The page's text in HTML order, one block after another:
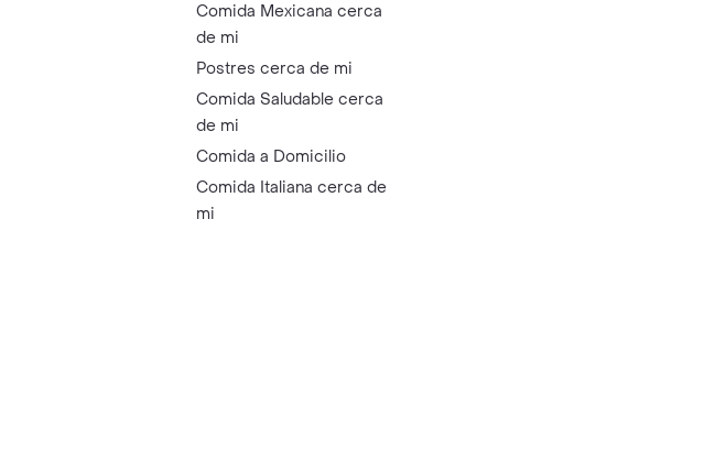
Comida Mexicana cerca
de mi
Postres cerca de mi
Comida Saludable cerca
de mi
Comida a Domicilio
Comida Italiana cerca de
mi